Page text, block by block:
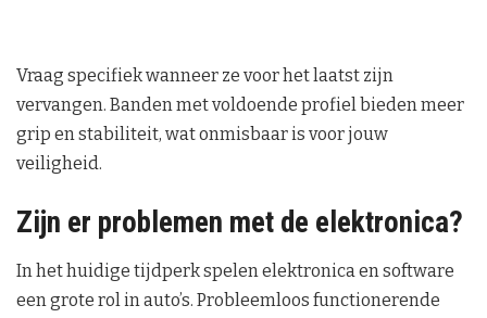
Vraag specifiek wanneer ze voor het laatst zijn
vervangen. Banden met voldoende profiel bieden meer
grip en stabiliteit, wat onmisbaar is voor jouw
veiligheid.
Zijn er problemen met de elektronica?
In het huidige tijdperk spelen elektronica en software
een grote rol in auto’s. Probleemloos functionerende